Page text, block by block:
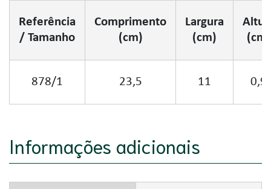
Referência
/ Tamanho
Comprimento
(cm)
Largura
(cm)
(cm)
878/1 23,5 11 0,9
Informações adicionais